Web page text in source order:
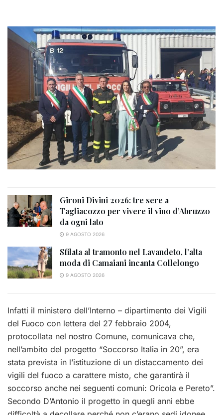
Gironi Divini 2026: tre sere a
Tagliacozzo per vivere il vino d’Abruzzo
da ogni lato
9 AGOSTO 2026
Sfilata al tramonto nel Lavandeto, l’alta
moda di Camaiani incanta Collelongo
9 AGOSTO 2026
Infatti il ministero dell’Interno – dipartimento dei Vigili
del Fuoco con lettera del 27 febbraio 2004,
protocollata nel nostro Comune, comunicava che,
nell’ambito del progetto “Soccorso Italia in 20”, era
stata prevista in l’istituzione di un distaccamento dei
vigili del fuoco a carattere misto, che garantirà il
soccorso anche nei seguenti comuni: Oricola e Pereto”.
Secondo D’Antonio il progetto in quegli anni ebbe